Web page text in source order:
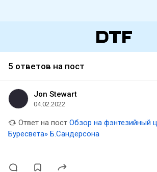
5 ответов на пост
Jon Stewart
04.02.2022
Ответ на пост Обзор на фэнтезийный
Буресвета» Б.Сандерсона